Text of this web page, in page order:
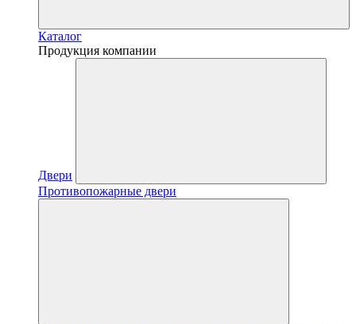
Каталог
Продукция компании
Двери
Противопожарные двери